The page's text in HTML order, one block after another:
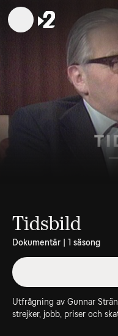
Tidsbild
Dokumentär | 1 säsong
Utfrågning av Gunnar
strejker, jobb, priser och